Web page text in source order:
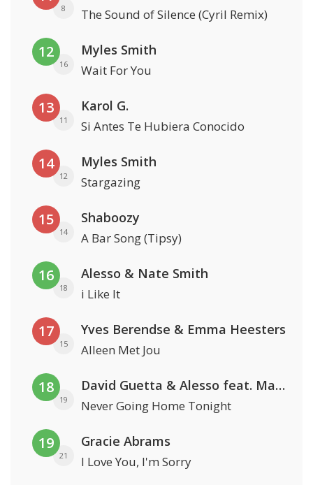
8 The Sound of Silence (Cyril Remix)
12
16
Myles Smith
Wait For You
13
11
Karol G.
Si Antes Te Hubiera Conocido
14
12
Myles Smith
Stargazing
15
14
Shaboozy
A Bar Song (Tipsy)
16
18
Alesso & Nate Smith
i Like It
17
15
Yves Berendse & Emma Heesters
Alleen Met Jou
18
19
David Guetta & Alesso feat. Madison Love
Never Going Home Tonight
19
21
Gracie Abrams
I Love You, I'm Sorry